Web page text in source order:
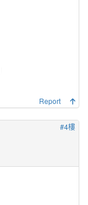
Report
#4樓